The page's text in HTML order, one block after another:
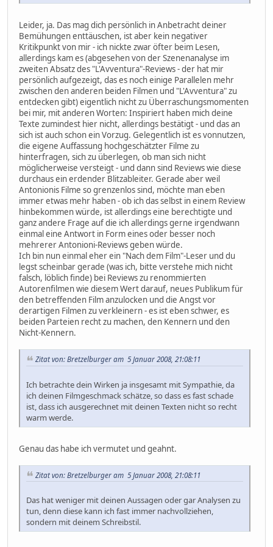
Leider, ja. Das mag dich persönlich in Anbetracht deiner
Bemühungen enttäuschen, ist aber kein negativer
Kritikpunkt von mir - ich nickte zwar öfter beim Lesen,
allerdings kam es (abgesehen von der Szenenanalyse im
zweiten Absatz des "L'Avventura"-Reviews - der hat mir
persönlich aufgezeigt, das es noch einige Parallelen mehr
zwischen den anderen beiden Filmen und "L'Avventura" zu
entdecken gibt) eigentlich nicht zu Überraschungsmomenten
bei mir, mit anderen Worten: Inspiriert haben mich deine
Texte zumindest hier nicht, allerdings bestätigt - und das an
sich ist auch schon ein Vorzug. Gelegentlich ist es vonnutzen,
die eigene Auffassung hochgeschätzter Filme zu
hinterfragen, sich zu überlegen, ob man sich nicht
möglicherweise versteigt - und dann sind Reviews wie diese
durchaus ein erdender Blitzableiter. Gerade aber weil
Antonionis Filme so grenzenlos sind, möchte man eben
immer etwas mehr haben - ob ich das selbst in einem Review
hinbekommen würde, ist allerdings eine berechtigte und
ganz andere Frage auf die ich allerdings gerne irgendwann
einmal eine Antwort in Form eines oder besser noch
mehrerer Antonioni-Reviews geben würde.
Ich bin nun einmal eher ein "Nach dem Film"-Leser und du
legst scheinbar gerade (was ich, bitte verstehe mich nicht
falsch, löblich finde) bei Reviews zu renommierten
Autorenfilmen wie diesem Wert darauf, neues Publikum für
den betreffenden Film anzulocken und die Angst vor
derartigen Filmen zu verkleinern - es ist eben schwer, es
beiden Parteien recht zu machen, den Kennern und den
Nicht-Kennern.
Zitat von: Bretzelburger am 5 Januar 2008, 21:08:11
Ich betrachte dein Wirken ja insgesamt mit Sympathie, da
ich deinen Filmgeschmack schätze, so dass es fast schade
ist, dass ich ausgerechnet mit deinen Texten nicht so recht
warm werde.
Genau das habe ich vermutet und geahnt.
Zitat von: Bretzelburger am 5 Januar 2008, 21:08:11
Das hat weniger mit deinen Aussagen oder gar Analysen zu
tun, denn diese kann ich fast immer nachvollziehen,
sondern mit deinem Schreibstil.